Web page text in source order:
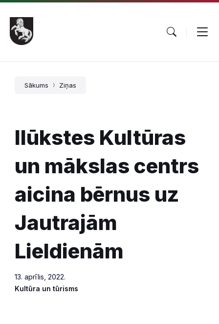
Pāriet
saturu
Skip
main
navigation
Skip
footer
Sākums Ziņas
Ilūkstes Kultūras
un mākslas centrs
aicina bērnus uz
Jautrajām
Lieldienām
13. aprīlis, 2022.
Kultūra un tūrisms